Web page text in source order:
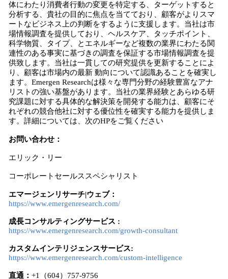
体にわたり消費者行動の変更を特定する、ターゲットすると
分析する、貴社の目的に焦点を当てており、顧客がよりスマ
ートなビジネス上の判断をするように支援します。当社は市
場情報調査を提供しており、ヘルスケア、タッチポイント、
科学物質、タイプ、とエネルギーなど複数の業界にわたる関
連性のある事実に基づきの調査を保証する市場情報調査を提
供致します。当社は一貫しての研究提供を更新することによ
り、顧客は市場内の最新 動向について認識あることを確実し
ます。Emergen Researchは様々な専門分野の経験豊富なアナ
リストの強い基盤があります。当社の業界経験とあらゆる研
究課題に対する具体的な解決策を開発する能力は、顧客にそ
れぞれの競合他社に対する優位性を確実する能力を提供しま
す。詳細については、次のHPをご覧ください
お問い合わせ：
エリック・リー
コーポレートセールススペシャリスト
エマージェンリサーチ|ウェブ：
https://www.emergenresearch.com/
成長コンサルティングサービス :
https://www.emergenresearch.com/growth-consultant
カスタムインテリジェンスサービス:
https://www.emergenresearch.com/custom-intelligence
直通： +1（604）757-9756